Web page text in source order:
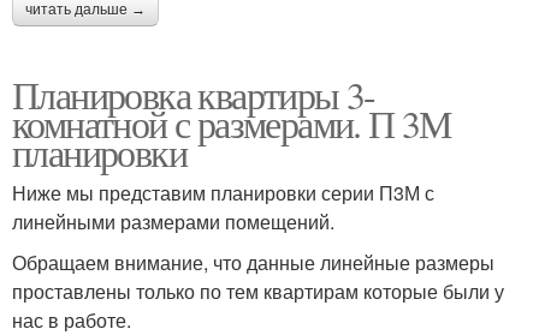
читать дальше →
Планировка квартиры 3-
комнатной с размерами. П 3М
планировки
Ниже мы представим планировки серии П3М с
линейными размерами помещений.
Обращаем внимание, что данные линейные размеры
проставлены только по тем квартирам которые были у
нас в работе.